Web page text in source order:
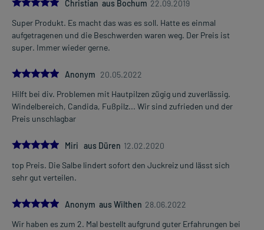
Christian aus Bochum 22.09.2019
Super Produkt. Es macht das was es soll. Hatte es einmal
aufgetragenen und die Beschwerden waren weg. Der Preis ist
super. Immer wieder gerne.
5.0Anonym 20.05.2022
Hilft bei div. Problemen mit Hautpilzen zügig und zuverlässig.
Windelbereich, Candida, Fußpilz... Wir sind zufrieden und der
Preis unschlagbar
5.0
Miri aus Düren 12.02.2020
top Preis. Die Salbe lindert sofort den Juckreiz und lässt sich
sehr gut verteilen.
5.0Anonym aus Wilthen 28.06.2022
Wir haben es zum 2. Mal bestellt aufgrund guter Erfahrungen bei